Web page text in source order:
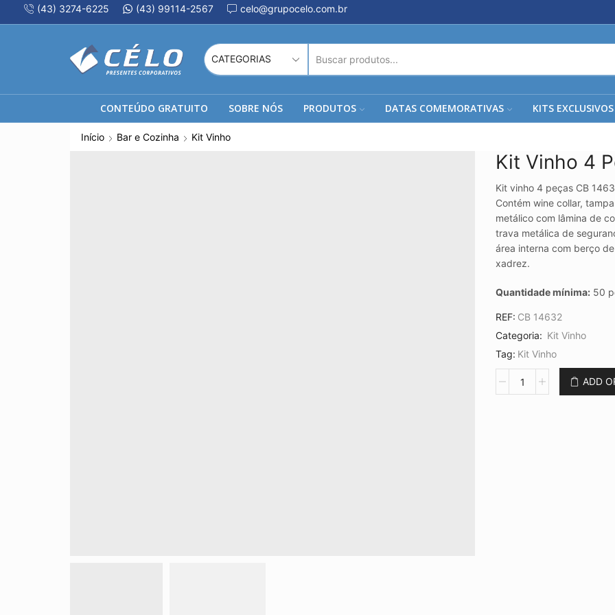
(43) 3274-6225 (43) 99114-2567 celo@grupocelo.com.br
DE
PESQUISA
CONTEÚDO GRATUITO SOBRE NÓS PRODUTOS DATAS COMEMORATIVAS KITS EXCLUSIVOS
Início Bar e Cozinha Kit Vinho
Kit Vinho 4
Kit vinho 4 peças CB
Contém wine collar,
metálico com lâmina de
trava metálica de
área interna com berço
xadrez.
Quantidade mínima: 50
REF: CB 14632
Categoria: Kit Vinho
Tag: Kit Vinho
ADD